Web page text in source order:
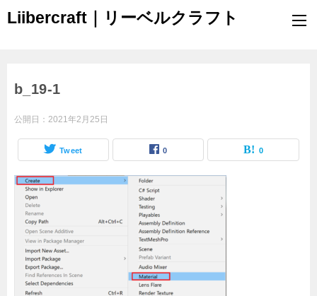
Liibercraft｜リーベルクラフト
b_19-1
公開日： 2021年2月25日
Tweet 0 0